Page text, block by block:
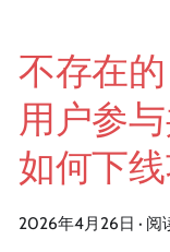
不存在
用户参
如何下
2026年4月26日 · 阅